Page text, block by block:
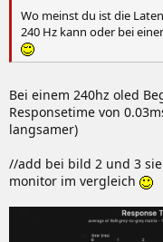
Wo meinst du ist die
240 Hz kann oder bei
Bei einem 240hz oled
Responsetime von
langsamer)
//add bei bild 2 und 3
monitor im vergleich